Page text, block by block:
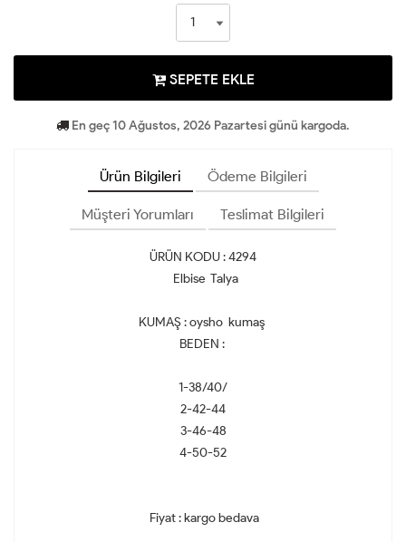
SEPETE EKLE
En geç 10 Ağustos, 2026 Pazartesi günü kargoda.
Ürün Bilgileri Ödeme Bilgileri
Müşteri Yorumları Teslimat Bilgileri
ÜRÜN KODU : 4294
Elbise Talya
KUMAŞ : oysho kumaş
BEDEN :
1-38/40/
2-42-44
3-46-48
4-50-52
Fiyat : kargo bedava